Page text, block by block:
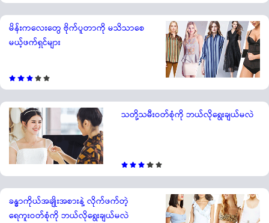
မိန်းကလေးတွေ ဗိုက်ပူတာကို မသိသာစေ
မယ့်ဖက်ရှင်များ
သတို့သမီးဝတ်စုံကို ဘယ်လိုရွေးချယ်မလဲ
ခန္ဓာကိုယ်အချိုးအစားနဲ့ လိုက်ဖက်တဲ့
ရေကူးဝတ်စုံကို ဘယ်လိုရွေးချယ်မလဲ